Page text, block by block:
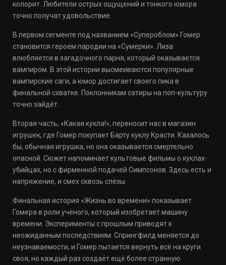
колорит. Любители острых ощущений и тонкого юмора
точно получат удовольствие.
В первом сегменте под названием «Супероблом» Гомер
становится героем пародии на «Сумерки». Лиза
влюбляется в загадочного парня, который оказывается
вампиром. В этой истории высмеиваются популярные
вампирские саги, а юмор достигает своего пика в
финальной схватке. Поклонникам сатиры на поп-культуру
точно зайдёт.
Вторая часть, «Какая кукла!», переносит нас в магазин
игрушек, где Гомер покупает Барту куклу Красти. Казалось
бы, обычная игрушка, но она оказывается смертельно
опасной. Сюжет напоминает культовые фильмы о куклах-
убийцах, но с фирменной подачей Симпсонов. Здесь есть и
напряжение, и смех сквозь слёзы.
Финальная история «Жизнь во времени» показывает
Гомера в роли учёного, который изобретает машину
времени. Эксперименты с прошлым приводят к
неожиданным последствиям: Спрингфилд меняется до
неузнаваемости, и Гомер пытается вернуть всё на круги
своя, но каждый раз создаёт ещё более странную